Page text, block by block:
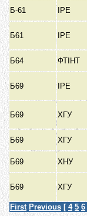
Б-61
ІРЕ
Б61 ІРЕ
Б64
ФТІНТ
Б69 ІРЕ
Б69 ХГУ
Б69
ХГУ
Б69
ХНУ
Б69 ХГУ
First Previous [ 4 5 6